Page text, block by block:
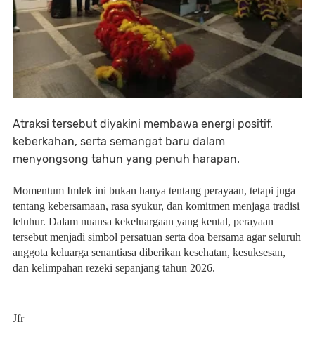
Atraksi tersebut diyakini membawa energi positif,
keberkahan, serta semangat baru dalam
menyongsong tahun yang penuh harapan.
Momentum Imlek ini bukan hanya tentang perayaan, tetapi juga
tentang kebersamaan, rasa syukur, dan komitmen menjaga tradisi
leluhur. Dalam nuansa kekeluargaan yang kental, perayaan
tersebut menjadi simbol persatuan serta doa bersama agar seluruh
anggota keluarga senantiasa diberikan kesehatan, kesuksesan,
dan kelimpahan rezeki sepanjang tahun 2026.
Jfr